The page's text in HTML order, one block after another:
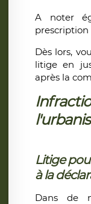
A noter
prescription
Dès lors,
litige en
après la
Litige
à la
Dans de